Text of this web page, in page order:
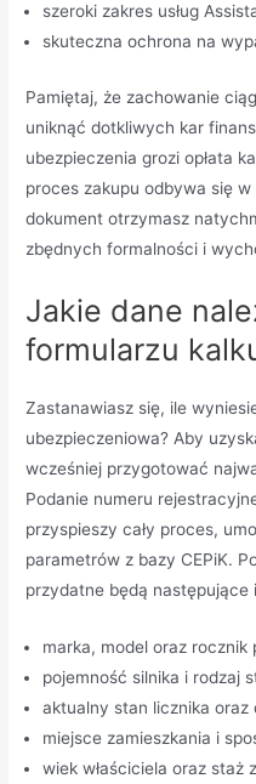
szeroki zakres usług
skuteczna ochrona na
Pamiętaj, że zachowanie
uniknąć dotkliwych kar
ubezpieczenia grozi opłata
proces zakupu odbywa się
dokument otrzymasz
zbędnych formalności i
Jakie dane
formularzu
Zastanawiasz się, ile
ubezpieczeniowa? Aby
wcześniej przygotować
Podanie numeru
przyspieszy cały proces,
parametrów z bazy CEPiK.
przydatne będą następujące
marka, model oraz rocznik
pojemność silnika i rodzaj
aktualny stan licznika
miejsce zamieszkania i
wiek właściciela oraz staż